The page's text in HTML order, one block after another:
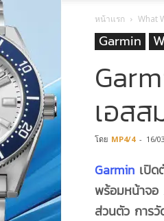
หน้าแรก What
Garmin
เอส
โดย MP4/4 - 16/
Garmin เปิด
พร้อมหน้าจอ
ส่วนตัว การ